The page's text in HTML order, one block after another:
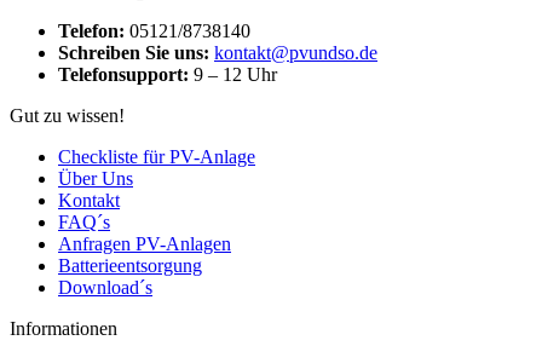
Telefon: 05121/8738140
Schreiben Sie uns: kontakt@pvundso.de
Telefonsupport: 9 – 12 Uhr
Gut zu wissen!
Checkliste für PV-Anlage
Über Uns
Kontakt
FAQ´s
Anfragen PV-Anlagen
Batterieentsorgung
Download´s
Informationen